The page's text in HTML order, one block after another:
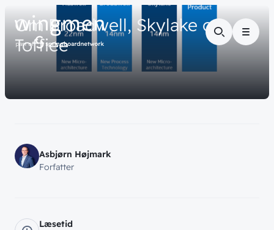
Menu
Om Broadwell, Skylake og
Toffiee
Asbjørn Højmark
Forfatter
Læsetid